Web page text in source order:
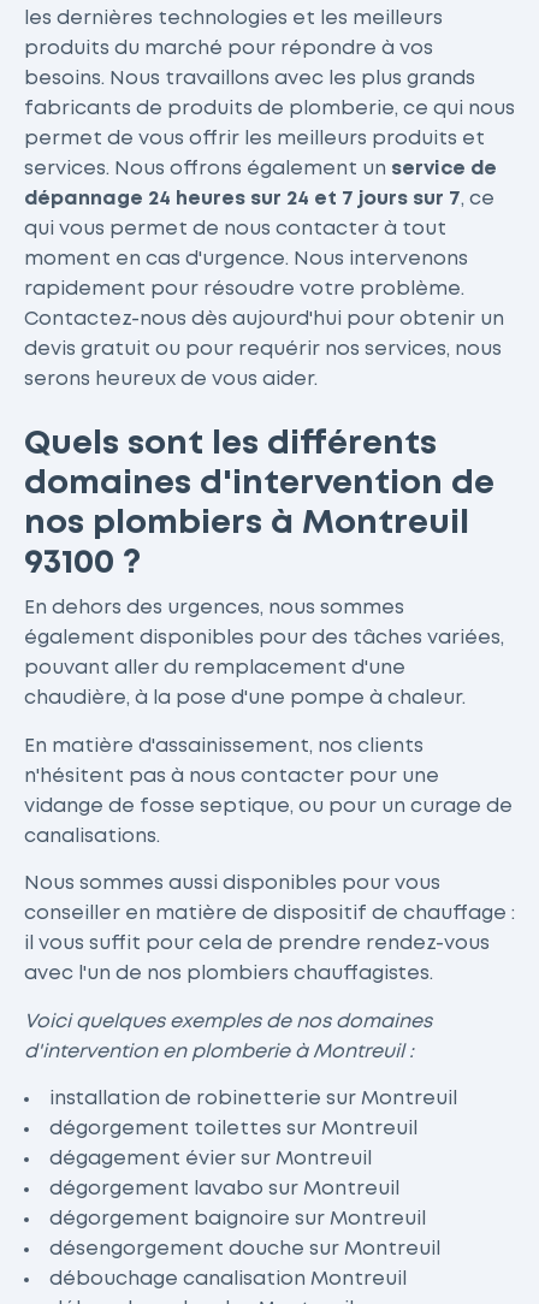
les dernières technologies et les meilleurs
produits du marché pour répondre à vos
besoins. Nous travaillons avec les plus grands
fabricants de produits de plomberie, ce qui nous
permet de vous offrir les meilleurs produits et
services. Nous offrons également un service de
dépannage 24 heures sur 24 et 7 jours sur 7, ce
qui vous permet de nous contacter à tout
moment en cas d'urgence. Nous intervenons
rapidement pour résoudre votre problème.
Contactez-nous dès aujourd'hui pour obtenir un
devis gratuit ou pour requérir nos services, nous
serons heureux de vous aider.
Quels sont les différents
domaines d'intervention de
nos plombiers à Montreuil
93100 ?
En dehors des urgences, nous sommes
également disponibles pour des tâches variées,
pouvant aller du remplacement d'une
chaudière, à la pose d'une pompe à chaleur.
En matière d'assainissement, nos clients
n'hésitent pas à nous contacter pour une
vidange de fosse septique, ou pour un curage de
canalisations.
Nous sommes aussi disponibles pour vous
conseiller en matière de dispositif de chauffage :
il vous suffit pour cela de prendre rendez-vous
avec l'un de nos plombiers chauffagistes.
Voici quelques exemples de nos domaines
d'intervention en plomberie à Montreuil :
installation de robinetterie sur Montreuil
dégorgement toilettes sur Montreuil
dégagement évier sur Montreuil
dégorgement lavabo sur Montreuil
dégorgement baignoire sur Montreuil
désengorgement douche sur Montreuil
débouchage canalisation Montreuil